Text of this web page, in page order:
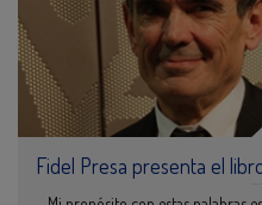
Fidel Presa presenta el